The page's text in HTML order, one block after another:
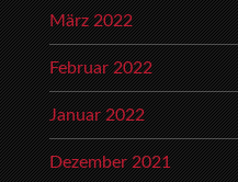
März 2022
Februar 2022
Januar 2022
Dezember 2021